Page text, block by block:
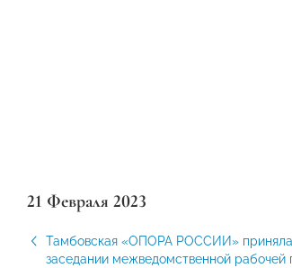
21 Февраля 2023
Тамбовская «ОПОРА РОССИИ» приняла
заседании межведомственной рабочей